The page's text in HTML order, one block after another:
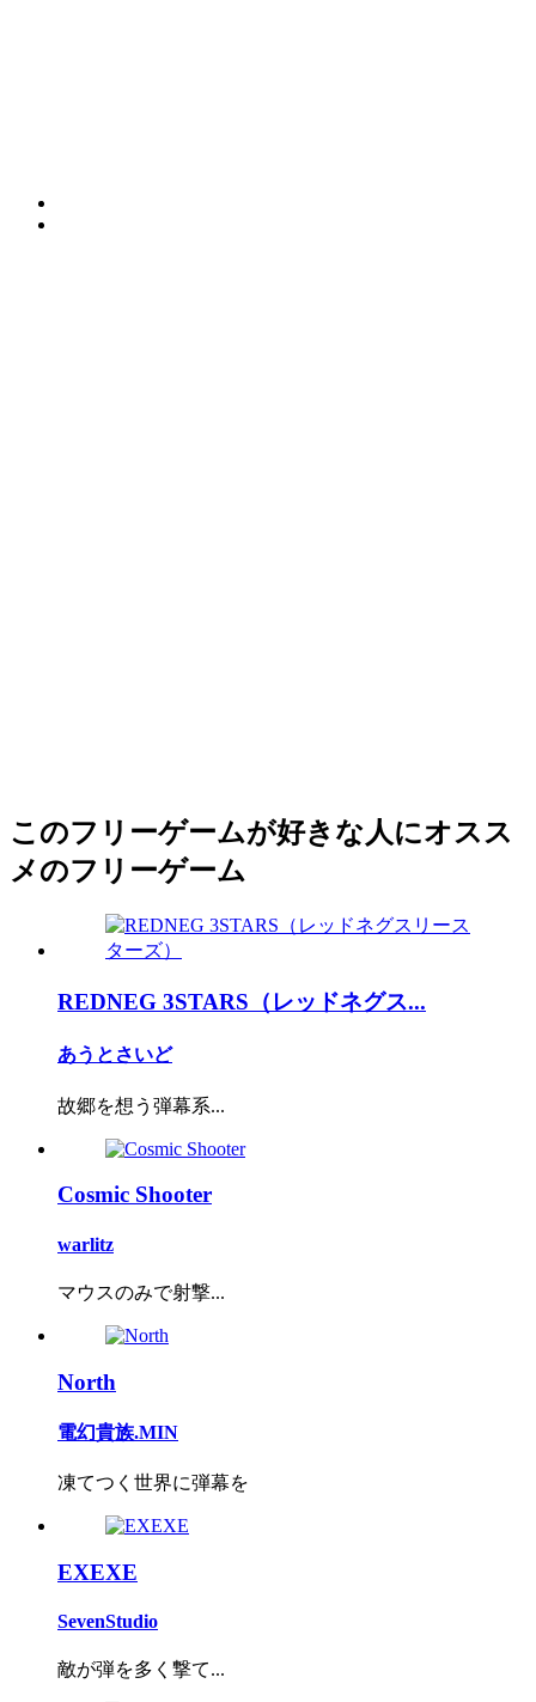
このフリーゲームが好きな人にオスス
メのフリーゲーム
REDNEG 3STARS（レッドネグス...
あうとさいど
故郷を想う弾幕系...
Cosmic Shooter
warlitz
マウスのみで射撃...
North
電幻貴族.MIN
凍てつく世界に弾幕を
EXEXE
SevenStudio
敵が弾を多く撃て...